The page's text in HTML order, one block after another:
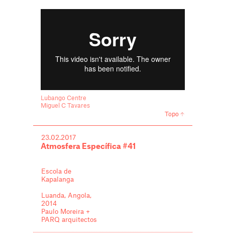
Lubango Centre
Miguel C Tavares
Topo
23.02.2017
Atmosfera Específica #41
Escola de
Kapalanga
Luanda, Angola,
2014
Paulo Moreira +
PARQ arquitectos